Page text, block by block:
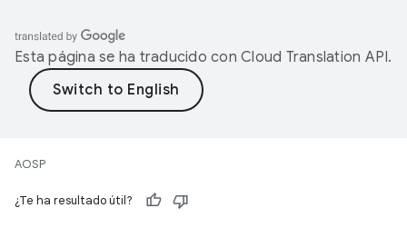
Esta página se ha traducido con Cloud Translation API.
AOSP
¿Te ha resultado útil?